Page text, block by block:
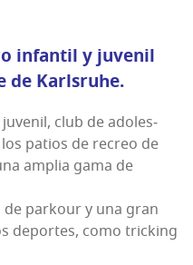
infan­til y juve­nil
de Karlsruhe.
club de ado­les­
patios de recreo de
amplia gama de
par­kour y una gran
depor­tes, como tric­king